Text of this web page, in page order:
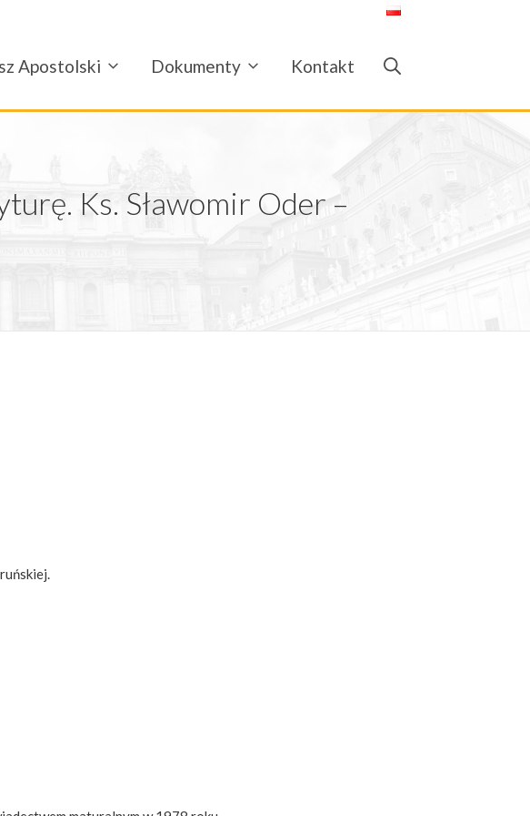
Apostolski Dokumenty Kontakt
Ks. Sławomir Oder –